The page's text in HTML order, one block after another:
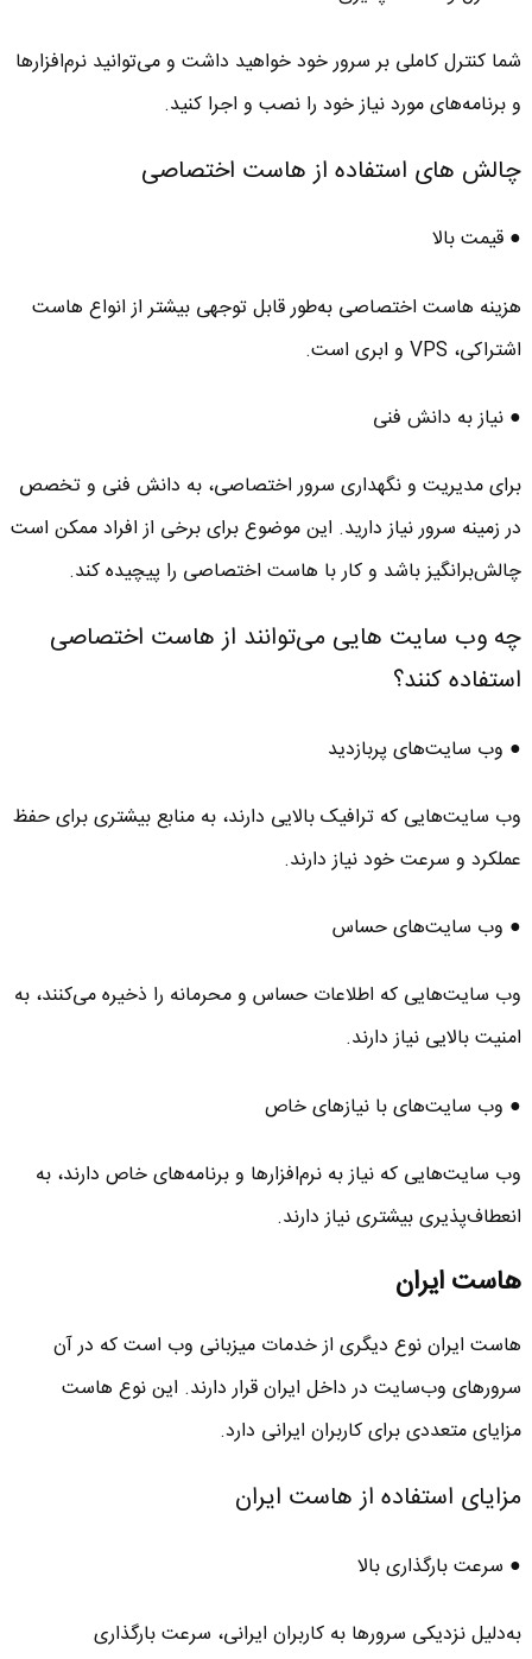
شما کنترل کاملی بر سرور خود خواهید داشت و می‌توانید نرم‌افزارها
و برنامه‌های مورد نیاز خود را نصب و اجرا کنید.
چالش های استفاده از هاست اختصاصی
● قیمت بالا
هزینه هاست اختصاصی به‌طور قابل توجهی بیشتر از انواع هاست‌
اشتراکی، VPS و ابری است.
● نیاز به دانش فنی
برای مدیریت و نگهداری سرور اختصاصی، به دانش فنی و تخصص
در زمینه سرور نیاز دارید. این موضوع برای برخی از افراد ممکن است
چالش‌برانگیز باشد و کار با هاست اختصاصی را پیچیده کند.
چه وب سایت هایی می‌توانند از هاست اختصاصی
استفاده کنند؟
● وب‌ سایت‌های پربازدید
وب‌ سایت‌هایی که ترافیک بالایی دارند، به منابع بیشتری برای حفظ
عملکرد و سرعت خود نیاز دارند.
● وب‌ سایت‌های حساس
وب‌ سایت‌هایی که اطلاعات حساس و محرمانه را ذخیره می‌کنند، به
امنیت بالایی نیاز دارند.
● وب‌ سایت‌های با نیازهای خاص
وب‌ سایت‌هایی که نیاز به نرم‌افزارها و برنامه‌های خاص دارند، به
انعطاف‌پذیری بیشتری نیاز دارند.
هاست ایران
هاست ایران نوع دیگری از خدمات میزبانی وب است که در آن
سرورهای وب‌سایت در داخل ایران قرار دارند. این نوع هاست
مزایای متعددی برای کاربران ایرانی دارد.
مزایای استفاده از هاست ایران
● سرعت بارگذاری بالا
به‌دلیل نزدیکی سرورها به کاربران ایرانی، سرعت بارگذاری